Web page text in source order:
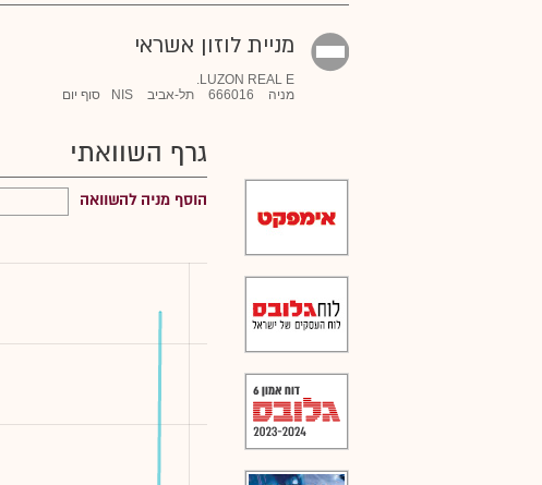
מניית לוזון אשראי
LUZON REAL E.
מניה
666016 תל-אביב NIS סוף יום
גרף השוואתי
הוסף מניה להשוואה